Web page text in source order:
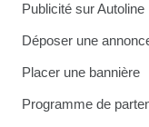
Publicité sur Autoline
Déposer une
Placer une bannière
Programme de